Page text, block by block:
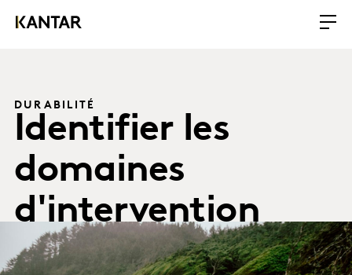
DURABILITÉ
Identifier les
domaines
d'intervention